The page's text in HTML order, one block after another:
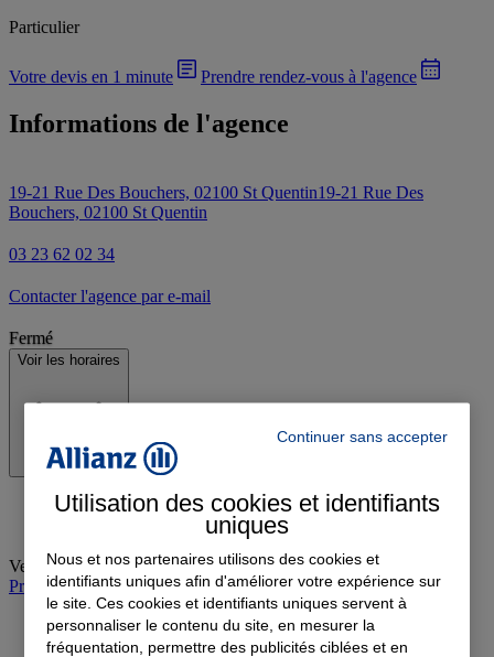
Particulier
Votre devis en 1 minute Prendre rendez-vous à l'agence
Informations de l'agence
19-21 Rue Des Bouchers, 02100 St Quentin19-21 Rue Des
Bouchers, 02100 St Quentin
03 23 62 02 34
Contacter l'agence par e-mail
Fermé
Voir les horaires
Vendredi: 09:00-12:00, 14:00-18:00
Prendre rendez-vous à l'agence
Continuer sans accepter
Utilisation des cookies et identifiants
uniques
Nous et nos partenaires utilisons des cookies et
identifiants uniques afin d'améliorer votre expérience sur
le site. Ces cookies et identifiants uniques servent à
personnaliser le contenu du site, en mesurer la
fréquentation, permettre des publicités ciblées et en